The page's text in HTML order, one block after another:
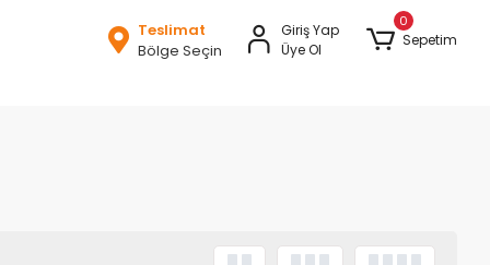
Teslimat
Bölge Seçin
Giriş Yap
Üye Ol
0
Sepetim